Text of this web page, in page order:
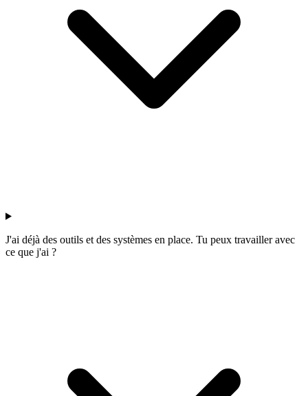
J'ai déjà des outils et des systèmes en place. Tu peux travailler avec
ce que j'ai ?